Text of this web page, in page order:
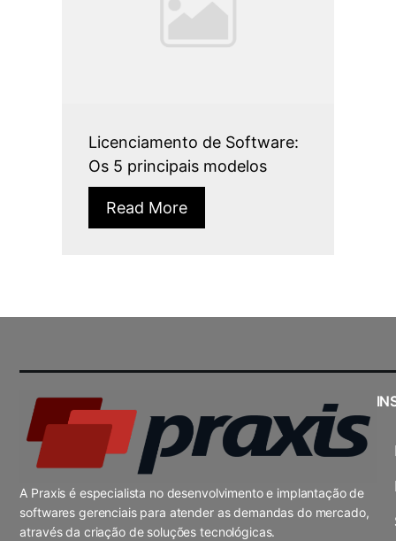
Licenciamento de Software:
Os 5 principais modelos
Read More
A Praxis é especialista no desenvolvimento e implantação de
softwares gerenciais para atender as demandas do mercado,
através da criação de soluções tecnológicas.